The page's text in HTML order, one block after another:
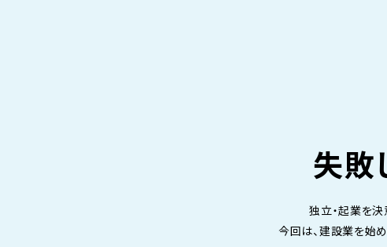
失敗
独立・起業を決
今回は、建設業を始